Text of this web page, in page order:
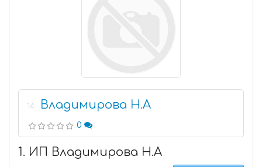
14 Владимирова Н.А
0
1. ИП Владимирова Н.А